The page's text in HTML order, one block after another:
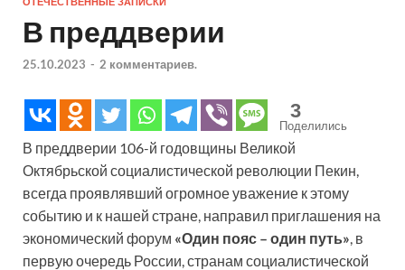
В преддверии
25.10.2023 - 2 комментариев.
3
Поделились
В преддверии 106-й годовщины Великой
Октябрьской социалистической революции Пекин,
всегда проявлявший огромное уважение к этому
событию и к нашей стране, направил приглашения на
экономический форум «Один пояс – один путь», в
первую очередь России, странам социалистической